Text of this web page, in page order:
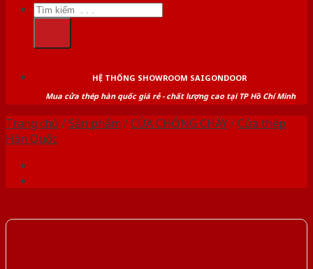
Tìm
kiếm:
HỆ THỐNG SHOWROOM SAIGONDOOR
Mua cửa thép hàn quốc giá rẻ - chất lượng cao tại TP Hồ Chí Minh
Trang chủ /Sản phẩm /CỬA CHỐNG CHÁY/Cửa thép
Hàn Quốc